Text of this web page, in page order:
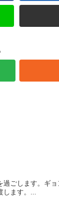
ごします。ギ
します。...